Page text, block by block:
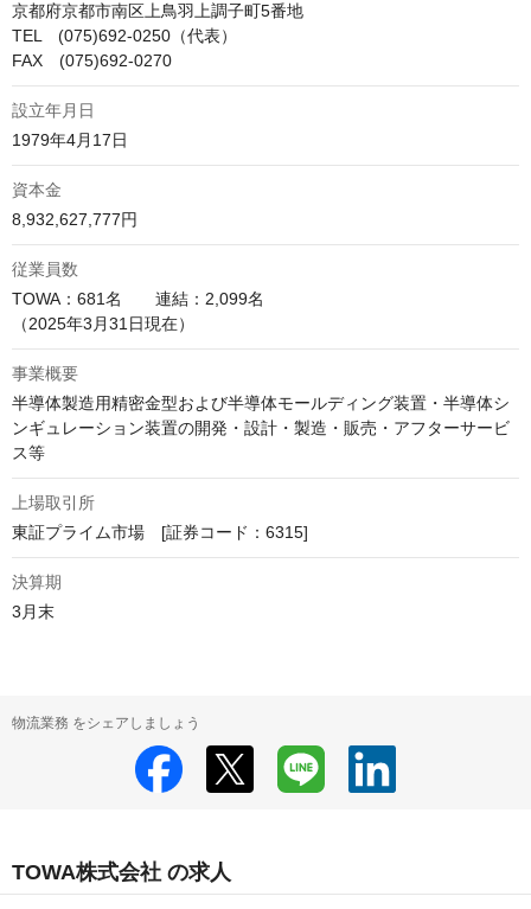
京都府京都市南区上鳥羽上調子町5番地
TEL　(075)692-0250（代表）
FAX　(075)692-0270
設立年月日
1979年4月17日
資本金
8,932,627,777円
従業員数
TOWA：681名　　連結：2,099名
（2025年3月31日現在）
事業概要
半導体製造用精密金型および半導体モールディング装置・半導体シ
ンギュレーション装置の開発・設計・製造・販売・アフターサービ
上場取引所
東証プライム市場　[証券コード：6315]
決算期
3月末
物流業務 をシェアしましょう
TOWA株式会社 の求人